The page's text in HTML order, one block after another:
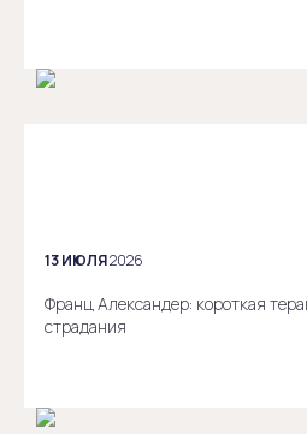
13 ИЮЛЯ2026
Франц Александер: короткая
страдания